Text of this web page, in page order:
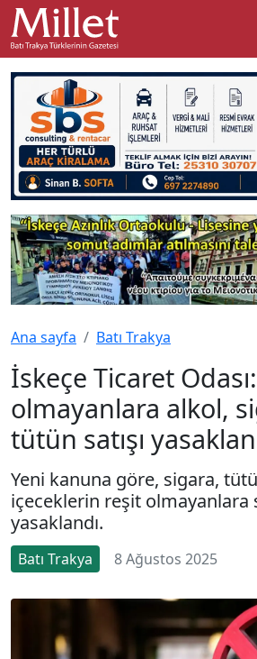
Ana sayfa Batı Trakya
İskeçe Ticaret
olmayanlara alkol,
tütün satışı
Yeni kanuna göre, sigara,
içeceklerin reşit olmayanlara
yasaklandı.
Batı Trakya 8 Ağustos 2025